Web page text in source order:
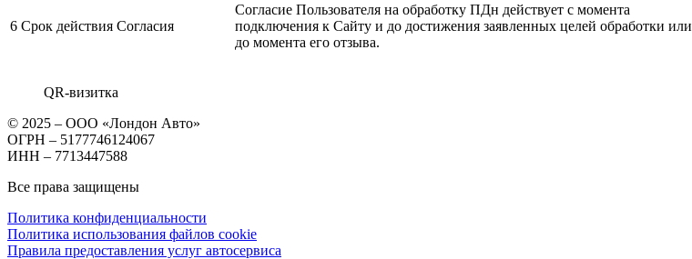
6 Срок действия Согласия
Согласие Пользователя на обработку ПДн действует с момента
подключения к Сайту и до достижения заявленных целей обработки или
до момента его отзыва.
QR-визитка
© 2025 – ООО «Лондон Авто»
ОГРН – 5177746124067
ИНН – 7713447588
Все права защищены
Политика конфиденциальности
Политика использования файлов cookie
Правила предоставления услуг автосервиса